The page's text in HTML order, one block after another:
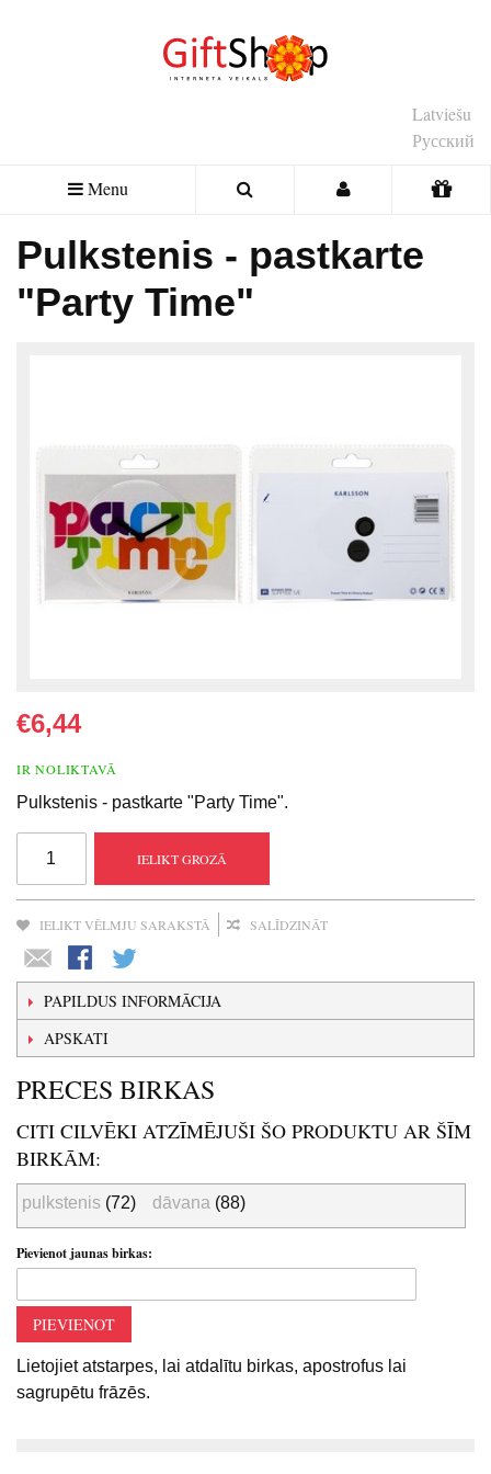
Latviešu
Русский
Menu
Pulkstenis - pastkarte
"Party Time"
€6,44
IR NOLIKTAVĀ
Pulkstenis - pastkarte "Party Time".
IELIKT GROZĀ
IELIKT VĒLMJU SARAKSTĀ SALĪDZINĀT
PAPILDUS INFORMĀCIJA
APSKATI
PRECES BIRKAS
CITI CILVĒKI ATZĪMĒJUŠI ŠO PRODUKTU AR ŠĪM
BIRKĀM:
pulkstenis (72) dāvana (88)
Pievienot jaunas birkas:
PIEVIENOT
Lietojiet atstarpes, lai atdalītu birkas, apostrofus lai
sagrupētu frāzēs.